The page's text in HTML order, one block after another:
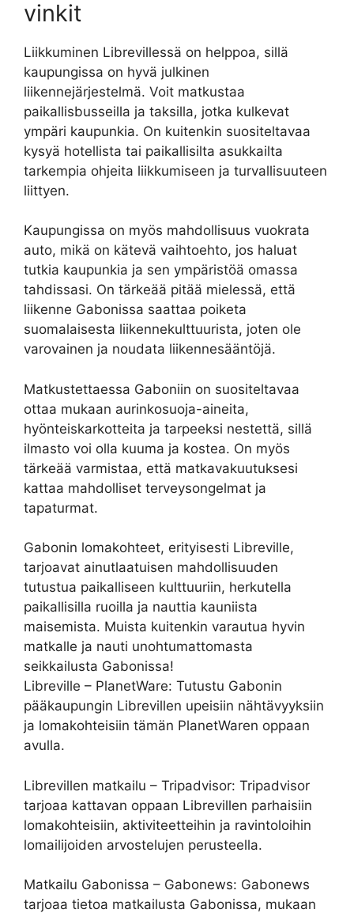
vinkit
Liikkuminen Librevillessä on helppoa, sillä
kaupungissa on hyvä julkinen
liikennejärjestelmä. Voit matkustaa
paikallisbusseilla ja taksilla, jotka kulkevat
ympäri kaupunkia. On kuitenkin suositeltavaa
kysyä hotellista tai paikallisilta asukkailta
tarkempia ohjeita liikkumiseen ja turvallisuuteen
liittyen.
Kaupungissa on myös mahdollisuus vuokrata
auto, mikä on kätevä vaihtoehto, jos haluat
tutkia kaupunkia ja sen ympäristöä omassa
tahdissasi. On tärkeää pitää mielessä, että
liikenne Gabonissa saattaa poiketa
suomalaisesta liikennekulttuurista, joten ole
varovainen ja noudata liikennesääntöjä.
Matkustettaessa Gaboniin on suositeltavaa
ottaa mukaan aurinkosuoja-aineita,
hyönteiskarkotteita ja tarpeeksi nestettä, sillä
ilmasto voi olla kuuma ja kostea. On myös
tärkeää varmistaa, että matkavakuutuksesi
kattaa mahdolliset terveysongelmat ja
tapaturmat.
Gabonin lomakohteet, erityisesti Libreville,
tarjoavat ainutlaatuisen mahdollisuuden
tutustua paikalliseen kulttuuriin, herkutella
paikallisilla ruoilla ja nauttia kauniista
maisemista. Muista kuitenkin varautua hyvin
matkalle ja nauti unohtumattomasta
seikkailusta Gabonissa!
Libreville – PlanetWare: Tutustu Gabonin
pääkaupungin Librevillen upeisiin nähtävyyksiin
ja lomakohteisiin tämän PlanetWaren oppaan
avulla.
Librevillen matkailu – Tripadvisor: Tripadvisor
tarjoaa kattavan oppaan Librevillen parhaisiin
lomakohteisiin, aktiviteetteihin ja ravintoloihin
lomailijoiden arvostelujen perusteella.
Matkailu Gabonissa – Gabonews: Gabonews
tarjoaa tietoa matkailusta Gabonissa, mukaan